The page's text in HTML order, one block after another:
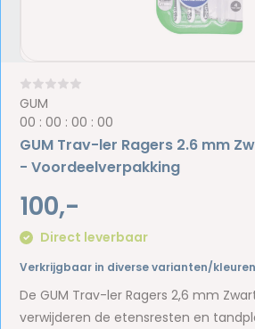
GUM
00 :00 :00 :00
GUM Trav-ler Ragers 2.6 mm
- Voordeelverpakking
100,-
Direct leverbaar
Verkrijgbaar in diverse varianten/
De GUM Trav-ler Ragers 2,6 mm
verwijderen de etensresten en